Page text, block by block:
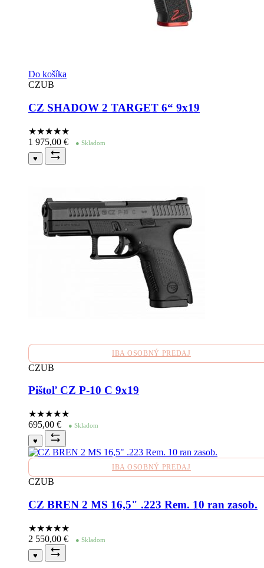
Do košíka
CZUB
CZ SHADOW 2 TARGET 6“ 9x19
★★★★★
1 975,00 € ● Skladom
♥
IBA OSOBNÝ PREDAJ
CZUB
Pištoľ CZ P-10 C 9x19
★★★★★
695,00 € ● Skladom
♥
IBA OSOBNÝ PREDAJ
CZUB
CZ BREN 2 MS 16,5" .223 Rem. 10 ran zasob.
★★★★★
2 550,00 € ● Skladom
♥